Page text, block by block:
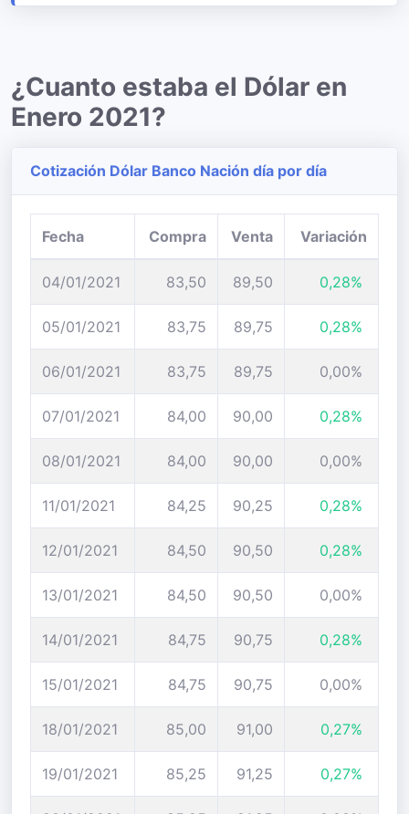
¿Cuanto estaba el Dólar en
Enero 2021?
Cotización Dólar Banco Nación día por día
Fecha Compra Venta Variación
04/01/2021 83,50 89,50 0,28%
05/01/2021 83,75 89,75 0,28%
06/01/2021 83,75 89,75 0,00%
07/01/2021 84,00 90,00 0,28%
08/01/2021 84,00 90,00 0,00%
11/01/2021 84,25 90,25 0,28%
12/01/2021 84,50 90,50 0,28%
13/01/2021 84,50 90,50 0,00%
14/01/2021 84,75 90,75 0,28%
15/01/2021 84,75 90,75 0,00%
18/01/2021 85,00 91,00 0,27%
19/01/2021 85,25 91,25 0,27%